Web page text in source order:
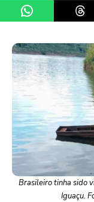
Brasileiro tinha sido
Iguaçu.